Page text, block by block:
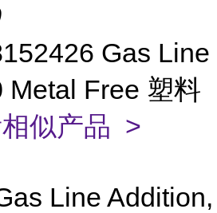
Gas Line
Metal Free 塑料
似产品 >
Line Addition,